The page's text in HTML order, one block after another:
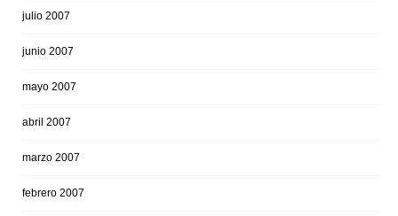
julio 2007
junio 2007
mayo 2007
abril 2007
marzo 2007
febrero 2007